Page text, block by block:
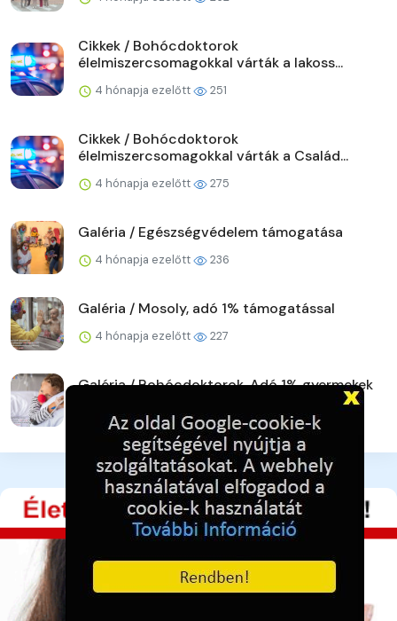
Cikkek / Bohócdoktorok
élelmiszercsomagokkal várták a lakoss...
4 hónapja ezelőtt 251
Cikkek / Bohócdoktorok
élelmiszercsomagokkal várták a Család...
4 hónapja ezelőtt 275
Galéria / Egészségvédelem támogatása
4 hónapja ezelőtt 236
Galéria / Mosoly, adó 1% támogatással
4 hónapja ezelőtt 227
Galéria / Bohócdoktorok, Adó 1% gyermekek
4 hónapja ezelőtt 253